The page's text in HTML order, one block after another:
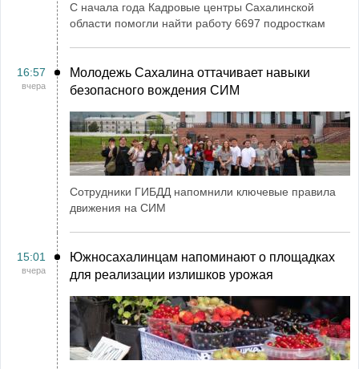
С начала года Кадровые центры Сахалинской
области помогли найти работу 6697 подросткам
16:57
вчера
Молодежь Сахалина оттачивает навыки
безопасного вождения СИМ
Сотрудники ГИБДД напомнили ключевые правила
движения на СИМ
15:01
вчера
Южносахалинцам напоминают о площадках
для реализации излишков урожая